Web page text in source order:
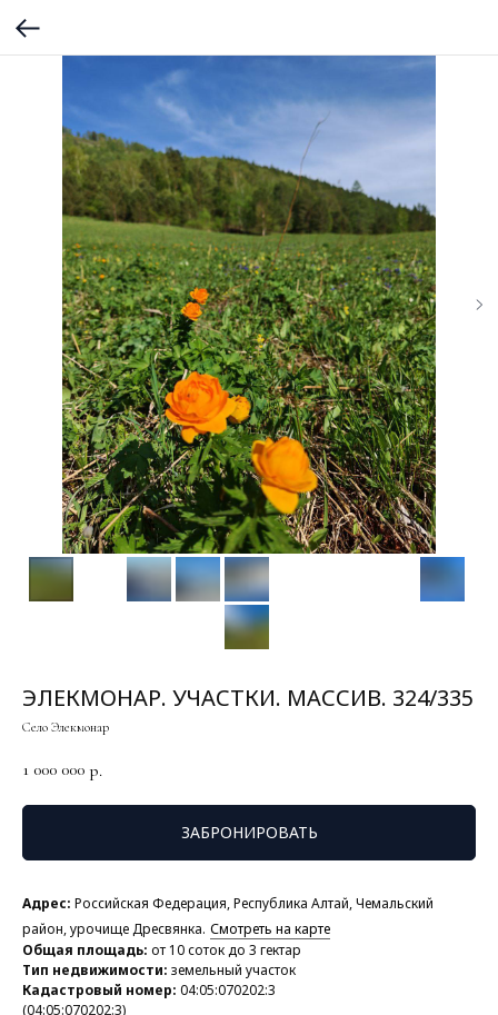
ЭЛЕКМОНАР. УЧАСТКИ. МАССИВ. 324/335
Село Элекмонар
1 000 000 р.
ЗАБРОНИРОВАТЬ
Адрес: Российская Федерация, Республика Алтай, Чемальский
район, урочище Дресвянка. Смотреть на карте
Общая площадь: от 10 соток до 3 гектар
Тип недвижимости: земельный участок
Кадастровый номер: 04:05:070202:3
(04:05:070202:3)